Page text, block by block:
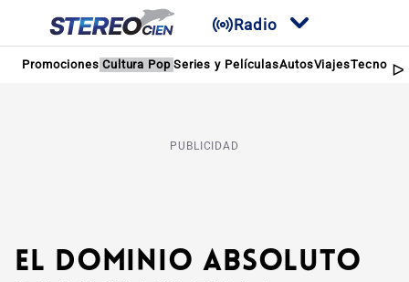
Radio
Promociones Cultura Pop Series y PelículasAutosViajes
PUBLICIDAD
El dominio absoluto